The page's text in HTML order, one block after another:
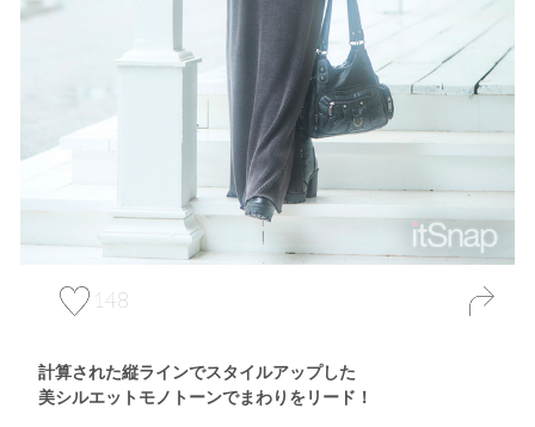
148
計算された縦ラインでスタイルアップした
美シルエットモノトーンでまわりをリード！